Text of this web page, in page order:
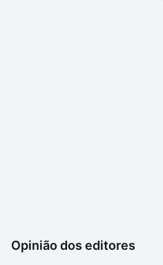
Opinião dos editores